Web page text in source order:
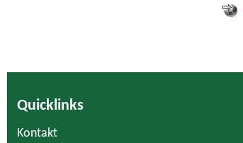
Quicklinks
Kontakt